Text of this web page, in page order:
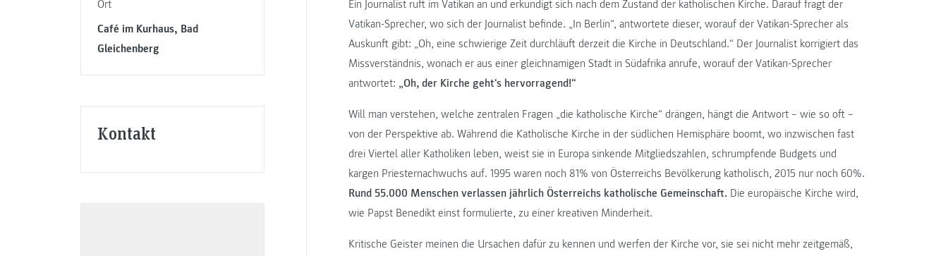
Ort
Café im Kurhaus, Bad
Gleichenberg
Kontakt
Ein Journalist ruft im Vatikan an und erkundigt sich nach dem Zustand der katholischen Kirche. Darauf fragt der
Vatikan-Sprecher, wo sich der Journalist befinde. „In Berlin“, antwortete dieser, worauf der Vatikan-Sprecher als
Auskunft gibt: „Oh, eine schwierige Zeit durchläuft derzeit die Kirche in Deutschland.“ Der Journalist korrigiert das
Missverständnis, wonach er aus einer gleichnamigen Stadt in Südafrika anrufe, worauf der Vatikan-Sprecher
antwortet: „Oh, der Kirche geht‘s hervorragend!“
Will man verstehen, welche zentralen Fragen „die katholische Kirche“ drängen, hängt die Antwort – wie so oft –
von der Perspektive ab. Während die Katholische Kirche in der südlichen Hemisphäre boomt, wo inzwischen fast
drei Viertel aller Katholiken leben, weist sie in Europa sinkende Mitgliedszahlen, schrumpfende Budgets und
kargen Priesternachwuchs auf. 1995 waren noch 81% von Österreichs Bevölkerung katholisch, 2015 nur noch 60%.
Rund 55.000 Menschen verlassen jährlich Österreichs katholische Gemeinschaft. Die europäische Kirche wird,
wie Papst Benedikt einst formulierte, zu einer kreativen Minderheit.
Kritische Geister meinen die Ursachen dafür zu kennen und werfen der Kirche vor, sie sei nicht mehr zeitgemäß,